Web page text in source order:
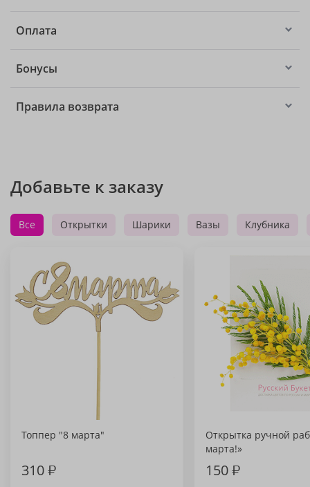
Оплата
Бонусы
Правила возврата
Добавьте к заказу
Все Открытки Шарики Вазы Клубника
Топпер "8 марта"
310₽
Открытка ручной
марта!»
150₽